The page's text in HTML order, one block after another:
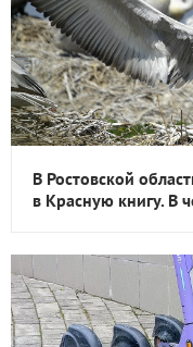
В Ростовской
в Красную книгу. В